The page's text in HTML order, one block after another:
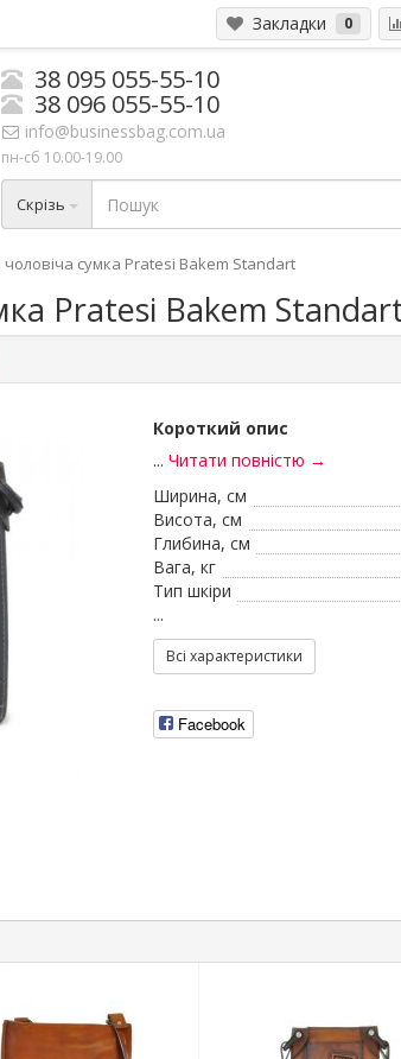
Закладки 0
38 095 055-55-10
38 096 055-55-10
info@businessbag.com.ua
пн-сб 10.00-19.00
Скрізь
чоловіча сумка Pratesi Bakem Standart
Pratesi Bakem
Короткий опис
... Читати повністю →
Ширина, см
Висота, см
Глибина, см
Вага, кг
Тип шкіри
...
Всі характеристики
Facebook